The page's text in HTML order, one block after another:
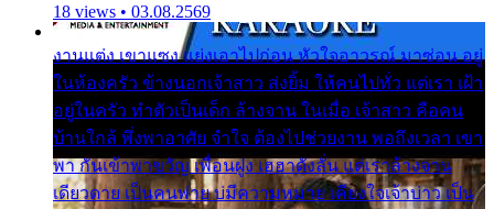
18 views • 03.08.2569
งานแต่ง เขาแซง แย่งเอาไปก่อน หัวใจอาวรณ์ มาซ่อน อยู่
ในห้องครัว ข้างนอกเจ้าสาว ส่งยิ้ม ให้คนไปทั่ว แต่เรา เฝ้า
อยู่ในครัว ทำตัวเป็นเด็ก ล้างจาน ในเมื่อ เจ้าสาว คือคน
บ้านใกล้ พึ่งพาอาศัย จำใจ ต้องไปช่วยงาน พอถึงเวลา เขา
พา กันเข้าพาขวัญ เพื่อนฝูง เฮฮาดังลั่น แต่เราล้างจาน
เดียวดาย เป็นคนพ่าย บ่มีความหมาย เคียงใจเจ้าบ่าว เป็น